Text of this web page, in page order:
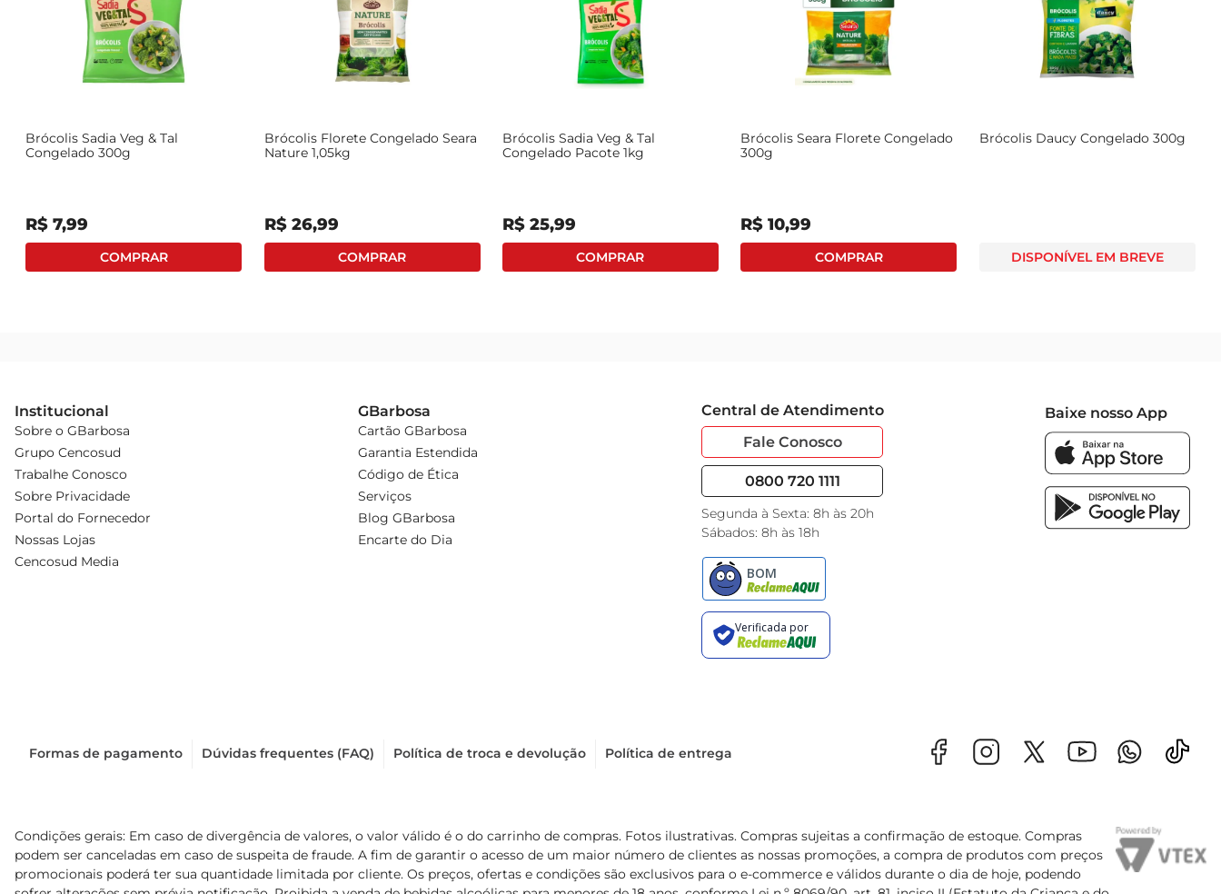
Com os brócolis Sadia Veg  Tal, você garante uma alimentação saudável, prática e cheia de sabor, ideal para o dia a dia corrido e para quem valoriza aqualidade dos alimentos.
Brócolis Sadia Veg & Tal
Congelado 300g
R$ 7,99
Brócolis Florete Congelado Seara
Nature 1,05kg
R$ 26,99
Brócolis Sadia Veg & Tal
Congelado Pacote 1kg
R$ 25,99
Brócolis Seara Florete Congelado
300g
R$ 10,99
Brócolis Daucy Congelado 300g
DISPONÍVEL EM BREVE
Institucional
Sobre o GBarbosa
Grupo Cencosud
Trabalhe Conosco
Sobre Privacidade
Portal do Fornecedor
Nossas Lojas
Cencosud Media
GBarbosa
Cartão GBarbosa
Garantia Estendida
Código de Ética
Serviços
Blog GBarbosa
Encarte do Dia
Central de Atendimento
Fale Conosco
0800 720 1111
Segunda à Sexta: 8h às 20h
Sábados: 8h às 18h
Baixe nosso App
Formas de pagamento Dúvidas frequentes (FAQ) Política de troca e devolução Política de entrega
Condições gerais: Em caso de divergência de valores, o valor válido é o do carrinho de compras. Fotos ilustrativas. Compras sujeitas a confirmação de estoque. Compras
podem ser canceladas em caso de suspeita de fraude. A fim de garantir o acesso de um maior número de clientes as nossas promoções, a compra de produtos com preços
promocionais poderá ter sua quantidade limitada por cliente. Os preços, ofertas e condições são exclusivos para o e-commerce e válidos durante o dia de hoje, podendo